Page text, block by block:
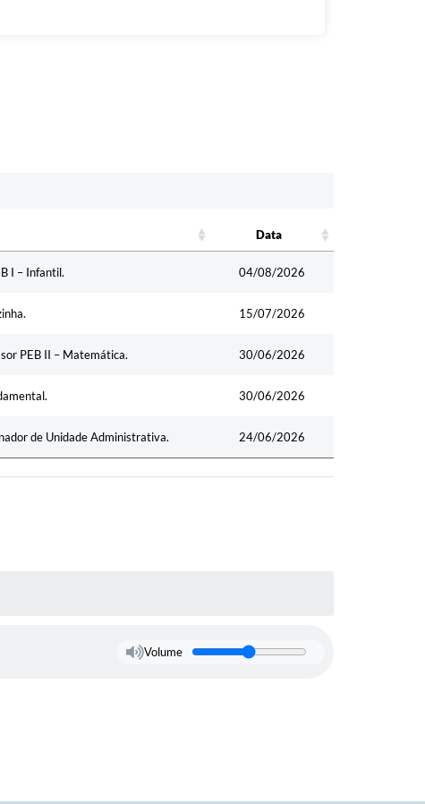
Data
I – Infantil. 04/08/2026
15/07/2026
PEB II – Matemática. 30/06/2026
30/06/2026
de Unidade Administrativa. 24/06/2026
Volume